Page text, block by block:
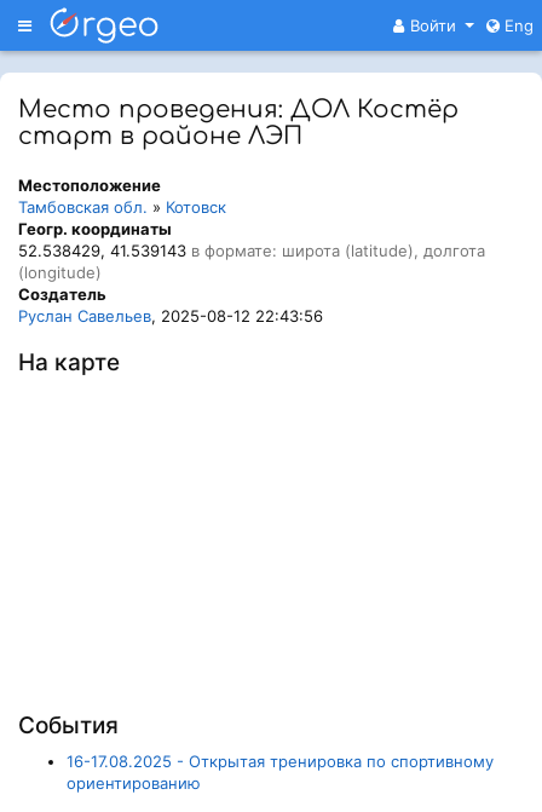
Меню Войти Eng
Место проведения: ДОЛ Костёр
старт в районе ЛЭП
Местоположение
Тамбовская обл. » Котовск
Геогр. координаты
52.538429, 41.539143 в формате: широта (latitude), долгота
(longitude)
Создатель
Руслан Савельев, 2025-08-12 22:43:56
На карте
События
16-17.08.2025 - Открытая тренировка по спортивному
ориентированию